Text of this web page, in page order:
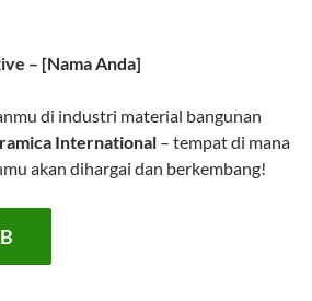
– [Nama Anda]
di industri material bangunan
International – tempat di mana
akan dihargai dan berkembang!